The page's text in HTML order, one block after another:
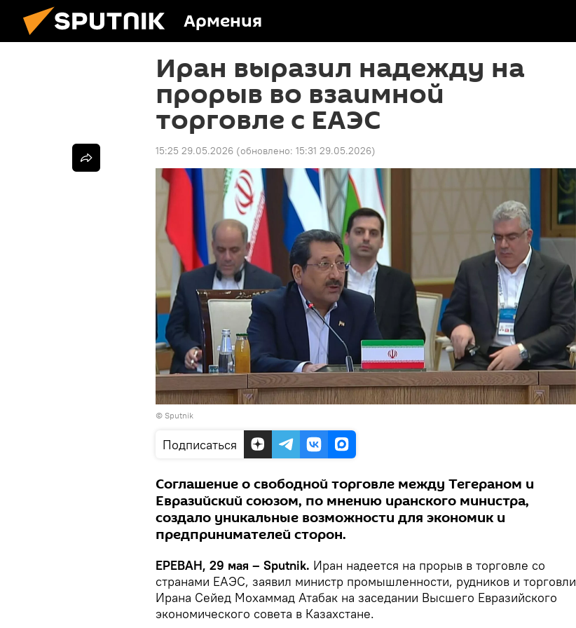
Армения
Иран выразил надежду на
прорыв во взаимной
торговле с ЕАЭС
15:25 29.05.2026 (обновлено: 15:31 29.05.2026)
© Sputnik
Подписаться
Соглашение о свободной торговле между Тегераном и
Евразийский союзом, по мнению иранского министра,
создало уникальные возможности для экономик и
предпринимателей сторон.
ЕРЕВАН, 29 мая – Sputnik․ Иран надеется на прорыв в торговле со
странами ЕАЭС, заявил министр промышленности, рудников и торговли
Ирана Сейед Мохаммад Атабак на заседании Высшего Евразийского
экономического совета в Казахстане.